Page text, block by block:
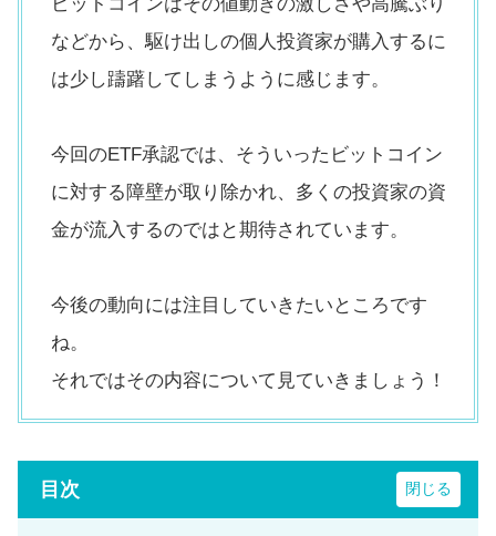
ビットコインはその値動きの激しさや高騰ぶり
などから、駆け出しの個人投資家が購入するに
は少し躊躇してしまうように感じます。
今回のETF承認では、そういったビットコイン
に対する障壁が取り除かれ、多くの投資家の資
金が流入するのではと期待されています。
今後の動向には注目していきたいところです
ね。
それではその内容について見ていきましょう！
目次